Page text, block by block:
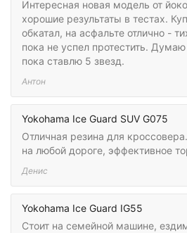
Интересная новая модель от
хорошие результаты в тестах.
обкатал, на асфальте отлично -
пока не успел протестить.
пока ставлю 5 звезд.
Антон
Yokohama Ice Guard SUV G075
Отличная резина для
на любой дороге, эффективное
Денис
Yokohama Ice Guard IG55
Стоит на семейной машине,